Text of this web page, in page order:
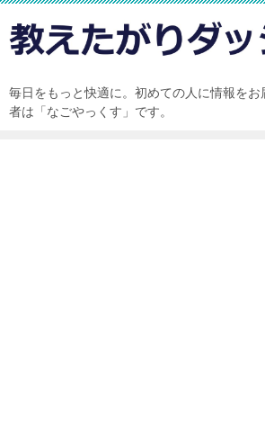
毎日をもっと快適に。初めての人に情報を
者は「なごやっくす」です。